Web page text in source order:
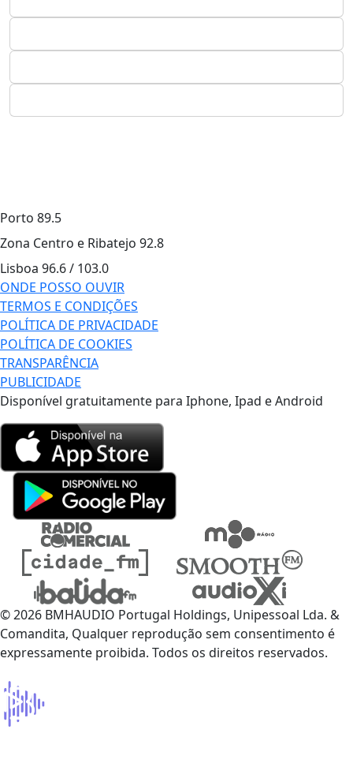
Porto 89.5
Zona Centro e Ribatejo 92.8
Lisboa 96.6 / 103.0
ONDE POSSO OUVIR
TERMOS E CONDIÇÕES
POLÍTICA DE PRIVACIDADE
POLÍTICA DE COOKIES
TRANSPARÊNCIA
PUBLICIDADE
Disponível gratuitamente para Iphone, Ipad e Android
© 2026 BMHAUDIO Portugal Holdings, Unipessoal Lda. &
Comandita, Qualquer reprodução sem consentimento é
expressamente proibida. Todos os direitos reservados.